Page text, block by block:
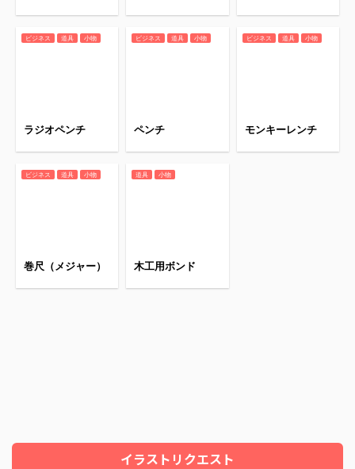
ビジネス 道具 小物
ラジオペンチ
ビジネス 道具 小物
ペンチ
ビジネス 道具 小物
モンキーレンチ
ビジネス 道具 小物
巻尺（メジャー）
道具 小物
木工用ボンド
イラストリクエスト